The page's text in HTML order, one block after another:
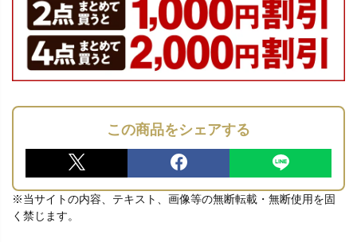
この商品をシェアする
※当サイトの内容、テキスト、画像等の無断転載・無断使用を固
く禁じます。